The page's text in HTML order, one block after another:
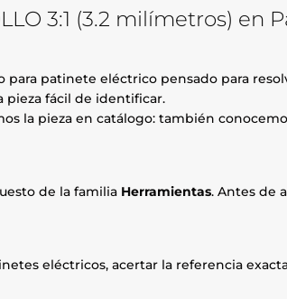
3:1 (3.2 milímetros) en
para patinete eléctrico pensado para
pieza fácil de identificar.
la pieza en catálogo: también
de la familia Herramientas. Antes de
eléctricos, acertar la referencia